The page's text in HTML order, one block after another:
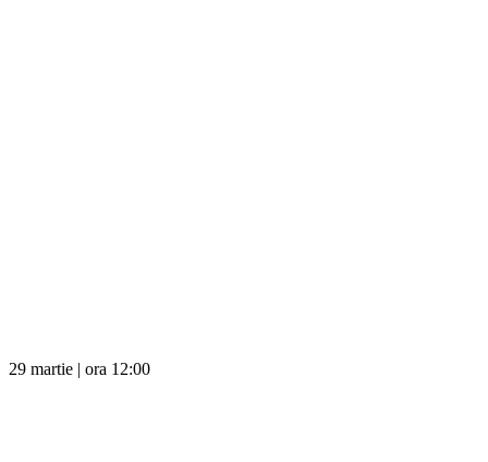
29 martie | ora 12:00